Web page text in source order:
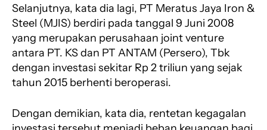
Selanjutnya, kata dia lagi, PT Meratus Jaya Iron &
Steel (MJIS) berdiri pada tanggal 9 Juni 2008
yang merupakan perusahaan joint venture
antara PT. KS dan PT ANTAM (Persero), Tbk
dengan investasi sekitar Rp 2 triliun yang sejak
tahun 2015 berhenti beroperasi.
Dengan demikian, kata dia, rentetan kegagalan